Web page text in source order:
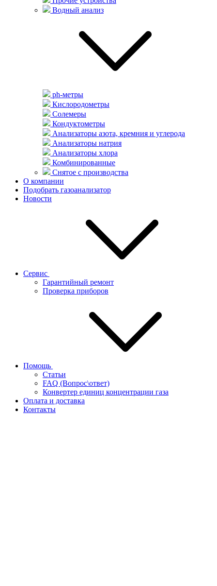
Водный анализ
ph-метры
Кислородометры
Солемеры
Кондуктометры
Анализаторы азота, кремния и углерода
Анализаторы натрия
Анализаторы хлора
Комбинированные
Снятое с производства
О компании
Подобрать газоанализатор
Новости
Сервис
Гарантийный ремонт
Проверка приборов
Помощь
Статьи
FAQ (Вопрос\ответ)
Конвертер единиц концентрации газа
Оплата и доставка
Контакты